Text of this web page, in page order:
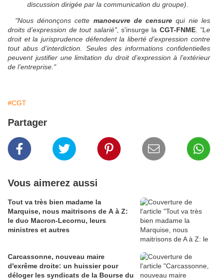
discussion dirigée par la communication du groupe)
"Nous dénonçons cette manoeuvre de censure qui nie les
droits d’expression de tout salarié", s'insurge la CGT-FNME. "Le
droit et la jurisprudence défendent la liberté d’expression contre
tout abus d’interdiction. Seules des informations confidentielles
peuvent justifier une limitation du droit d’expression à l’extérieur
de l’entreprise."
#CGT
Partager
Vous aimerez aussi
Tout va très bien madame la
Marquise, nous maitrisons de A à Z:
le duo Macron-Lecornu, leurs
ministres et autres
Carcassonne, nouveau maire
d'exrême droite: un huissier pour
déloger les syndicats de la Bourse du